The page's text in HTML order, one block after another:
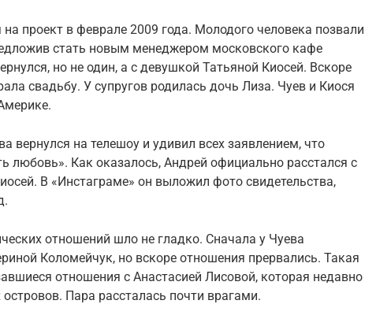
проект в феврале 2009 года. Молодого человека позвали
стать новым менеджером московского кафе
но не один, а с девушкой Татьяной Киосей. Вскоре
свадьбу. У супругов родилась дочь Лиза. Чуев и Киося
вернулся на телешоу и удивил всех заявлением, что
любовь». Как оказалось, Андрей официально расстался с
В «Инстаграме» он выложил фото свидетельства,
отношений шло не гладко. Сначала у Чуева
Коломейчук, но вскоре отношения прервались. Такая
отношения с Анастасией Лисовой, которая недавно
Пара рассталась почти врагами.